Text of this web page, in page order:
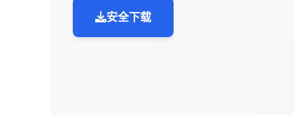
安全下载